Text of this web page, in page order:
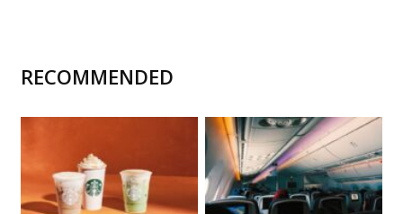
RECOMMENDED